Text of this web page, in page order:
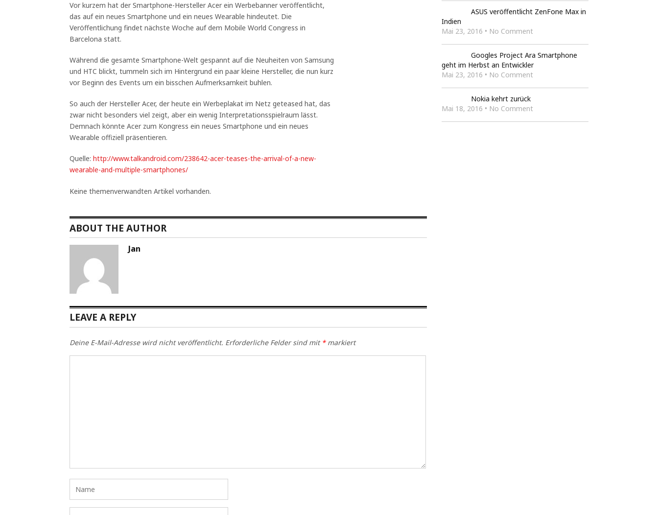
Vor kurzem hat der Smartphone-Hersteller Acer ein Werbebanner veröffentlicht,
das auf ein neues Smartphone und ein neues Wearable hindeutet. Die
Veröffentlichung findet nächste Woche auf dem Mobile World Congress in
Barcelona statt.
Während die gesamte Smartphone-Welt gespannt auf die Neuheiten von Samsung
und HTC blickt, tummeln sich im Hintergrund ein paar kleine Hersteller, die nun kurz
vor Beginn des Events um ein bisschen Aufmerksamkeit buhlen.
So auch der Hersteller Acer, der heute ein Werbeplakat im Netz geteased hat, das
zwar nicht besonders viel zeigt, aber ein wenig Interpretationsspielraum lässt.
Demnach könnte Acer zum Kongress ein neues Smartphone und ein neues
Wearable offiziell präsentieren.
Quelle: http://www.talkandroid.com/238642-acer-teases-the-arrival-of-a-new-
wearable-and-multiple-smartphones/
Keine themenverwandten Artikel vorhanden.
ABOUT THE AUTHOR
Jan
LEAVE A REPLY
Deine E-Mail-Adresse wird nicht veröffentlicht. Erforderliche Felder sind mit *markiert
ASUS veröffentlicht ZenFone Max in
Indien
Mai 23, 2016 • No Comment
Googles Project Ara Smartphone
geht im Herbst an Entwickler
Mai 23, 2016 • No Comment
Nokia kehrt zurück
Mai 18, 2016 • No Comment